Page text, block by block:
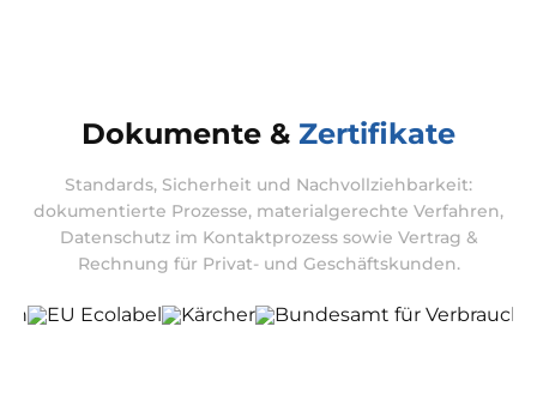
Dokumente & Zertifikate
Standards, Sicherheit und Nachvollziehbarkeit:
dokumentierte Prozesse, materialgerechte Verfahren,
Datenschutz im Kontaktprozess sowie Vertrag &
Rechnung für Privat- und Geschäftskunden.